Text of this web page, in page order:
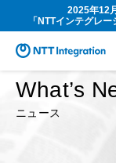
2025年12
「NTTインテグレ
What’s
ニュース